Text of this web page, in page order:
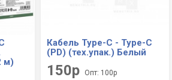
м)
Кабель Type-C - Type-C
(PD) (тех.упак.) Белый
150р Опт: 100р